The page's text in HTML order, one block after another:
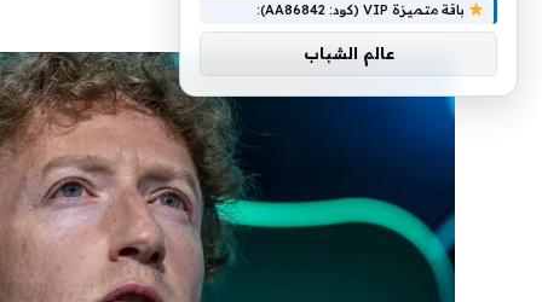
باقة متميزة VIP (كود: AA86842):
عالم الشباب